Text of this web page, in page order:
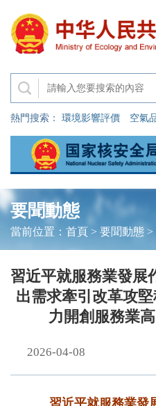
熱門搜索： 環境影響評價 空氣
要聞動態
當前位置： 首頁> 要聞動態>
習近平就服務業發展
出需求牽引改革攻
力開創服務業
2026-04-08